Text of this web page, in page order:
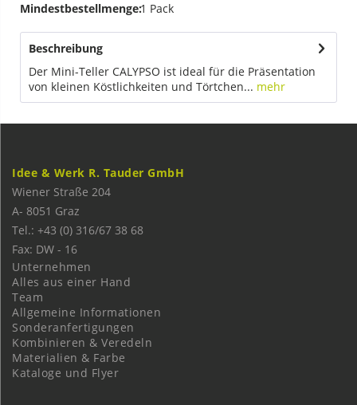
Mindestbestellmenge:1 Pack
Beschreibung
Der Mini-Teller CALYPSO ist ideal für die Präsentation
von kleinen Köstlichkeiten und Törtchen... mehr
Idee & Werk R. Tauder GmbH
Wiener Straße 204
A- 8051 Graz
Tel.: +43 (0) 316/67 38 68
Fax: DW - 16
Unternehmen
Alles aus einer Hand
Team
Allgemeine Informationen
Sonderanfertigungen
Kombinieren & Veredeln
Materialien & Farbe
Kataloge und Flyer